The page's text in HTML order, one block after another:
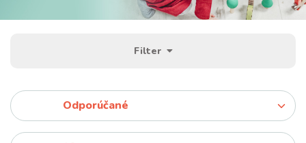
Filter